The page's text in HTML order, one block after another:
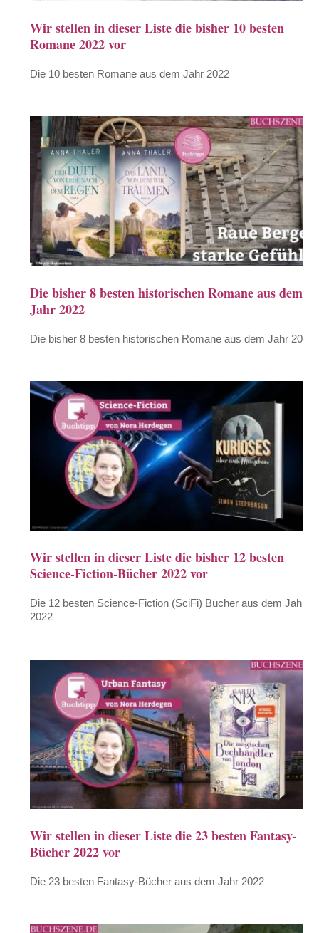
Wir stellen in dieser Liste die bisher 10 besten
Romane 2022 vor
Die 10 besten Romane aus dem Jahr 2022
Die bisher 8 besten historischen Romane aus dem
Jahr 2022
Die bisher 8 besten historischen Romane aus dem Jahr 2022
Wir stellen in dieser Liste die bisher 12 besten
Science-Fiction-Bücher 2022 vor
Die 12 besten Science-Fiction (SciFi) Bücher aus dem Jahr
2022
Wir stellen in dieser Liste die 23 besten Fantasy-
Bücher 2022 vor
Die 23 besten Fantasy-Bücher aus dem Jahr 2022